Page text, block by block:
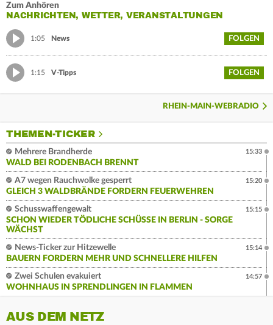
Zum Anhören
NACHRICHTEN, WETTER, VERANSTALTUNGEN
1:05 News FOLGEN
1:15 V-Tipps FOLGEN
RHEIN-MAIN-WEBRADIO
THEMEN-TICKER
Mehrere Brandherde
WALD BEI RODENBACH BRENNT
15:33
A7 wegen Rauchwolke gesperrt
GLEICH 3 WALDBRÄNDE FORDERN FEUERWEHREN
15:20
Schusswaffengewalt
SCHON WIEDER TÖDLICHE SCHÜSSE IN BERLIN - SORGE
WÄCHST
15:15
News-Ticker zur Hitzewelle
BAUERN FORDERN MEHR UND SCHNELLERE HILFEN
15:14
Zwei Schulen evakuiert
WOHNHAUS IN SPRENDLINGEN IN FLAMMEN
14:57
AUS DEM NETZ